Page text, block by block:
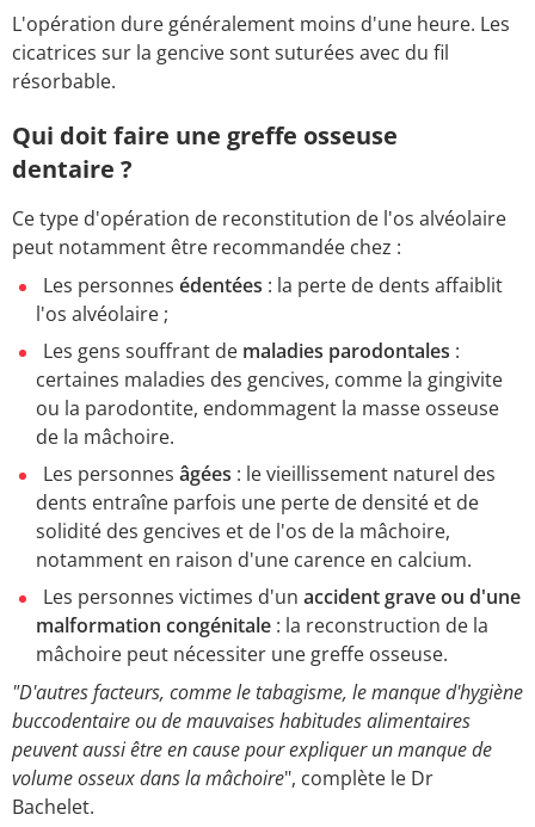
L'opération dure généralement moins d'une heure. Les
cicatrices sur la gencive sont suturées avec du fil
résorbable.
Qui doit faire une greffe osseuse
dentaire ?
Ce type d'opération de reconstitution de l'os alvéolaire
peut notamment être recommandée chez :
Les personnes édentées : la perte de dents affaiblit
l'os alvéolaire ;
Les gens souffrant de maladies parodontales :
certaines maladies des gencives, comme la gingivite
ou la parodontite, endommagent la masse osseuse
de la mâchoire.
Les personnes âgées : le vieillissement naturel des
dents entraîne parfois une perte de densité et de
solidité des gencives et de l'os de la mâchoire,
notamment en raison d'une carence en calcium.
Les personnes victimes d'un accident grave ou d'une
malformation congénitale : la reconstruction de la
mâchoire peut nécessiter une greffe osseuse.
"D'autres facteurs, comme le tabagisme, le manque d'hygiène
buccodentaire ou de mauvaises habitudes alimentaires
peuvent aussi être en cause pour expliquer un manque de
volume osseux dans la mâchoire", complète le Dr
Bachelet.